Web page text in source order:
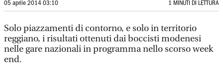
05 aprile 2014 03:10 1 MINUTI DI LETTURA
Solo piazzamenti di contorno, e solo in territorio
reggiano, i risultati ottenuti dai boccisti modenesi
nelle gare nazionali in programma nello scorso week
end.